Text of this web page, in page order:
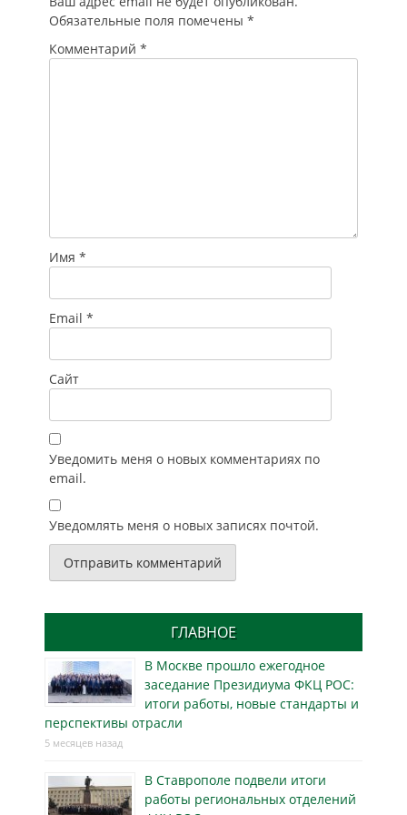
принадлежность
дрона и пресечь
его вторжение на
охраняемую
Обязательные поля помечены *
Комментарий *
Имя *
Email *
Сайт
Уведомить меня о новых комментариях по
email.
Уведомлять меня о новых записях почтой.
ГЛАВНОЕ
В Москве прошло ежегодное
заседание Президиума ФКЦ РОС:
итоги работы, новые стандарты и
перспективы отрасли
5 месяцев назад
В Ставрополе подвели итоги
работы региональных отделений